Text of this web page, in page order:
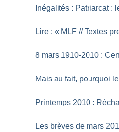
Inégalités : Patriarcat :
Lire : « MLF // Textes
8 mars 1910-2010 :
Mais au fait, pourquoi
Printemps 2010 :
Les brèves de mars